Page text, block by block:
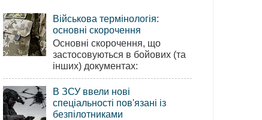
Військова термінологія:
основні скорочення
Основні скорочення, що
застосовуються в бойових (та
інших) документах:
В ЗСУ ввели нові
спеціальності пов'язані із
безпілотниками